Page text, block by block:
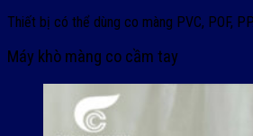
Thiết bị có thể dùng co màng PVC, POF, PP.
Máy khò màng co cầm tay